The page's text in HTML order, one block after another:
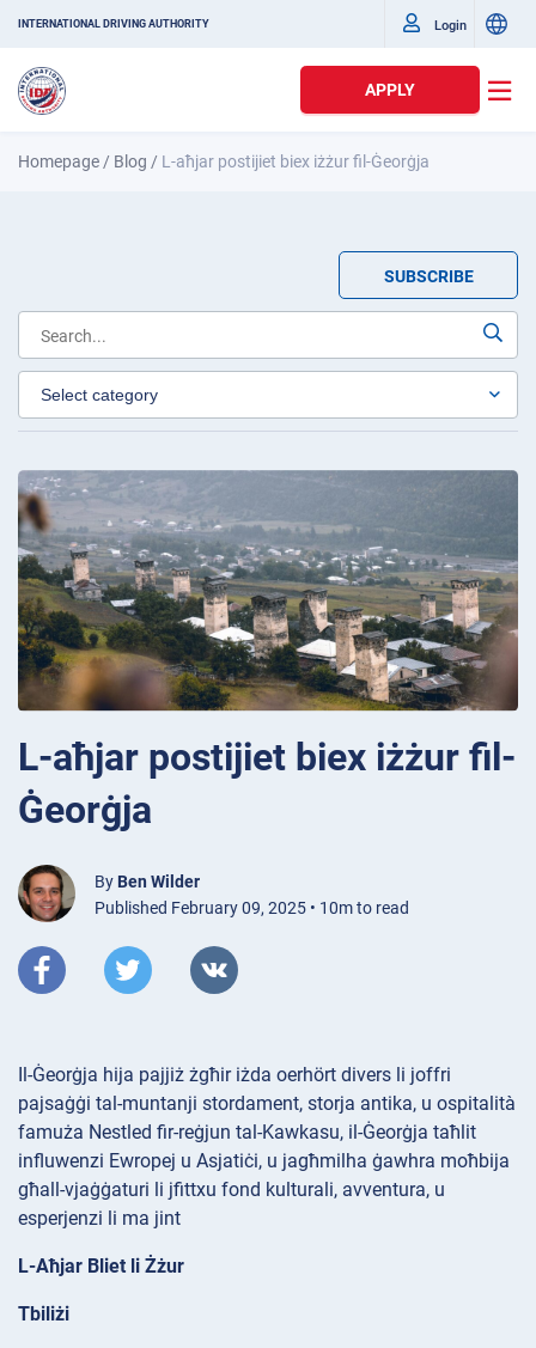
INTERNATIONAL DRIVING AUTHORITY Login
APPLY
Homepage / Blog / L-aħjar postijiet biex iżżur fil-Ġeorġja
SUBSCRIBE
L-aħjar postijiet biex iżżur fil-
Ġeorġja
By Ben Wilder
Published February 09, 2025 • 10m to read
Il-Ġeorġja hija pajjiż żgħir iżda oerhört divers li joffri
pajsaġġi tal-muntanji stordament, storja antika, u ospitalità
famuża Nestled fir-reġjun tal-Kawkasu, il-Ġeorġja taħlit
influwenzi Ewropej u Asjatiċi, u jagħmilha ġawhra moħbija
għall-vjaġġaturi li jfittxu fond kulturali, avventura, u
esperjenzi li ma jint
L-Aħjar Bliet li Żżur
Tbiliżi